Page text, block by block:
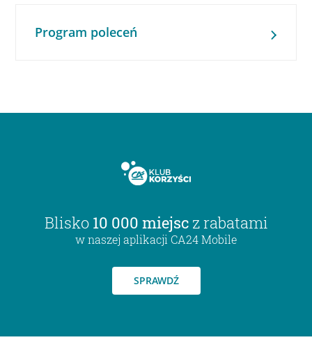
Program poleceń
Blisko 10 000 miejsc z rabatami
w naszej aplikacji CA24 Mobile
SPRAWDŹ